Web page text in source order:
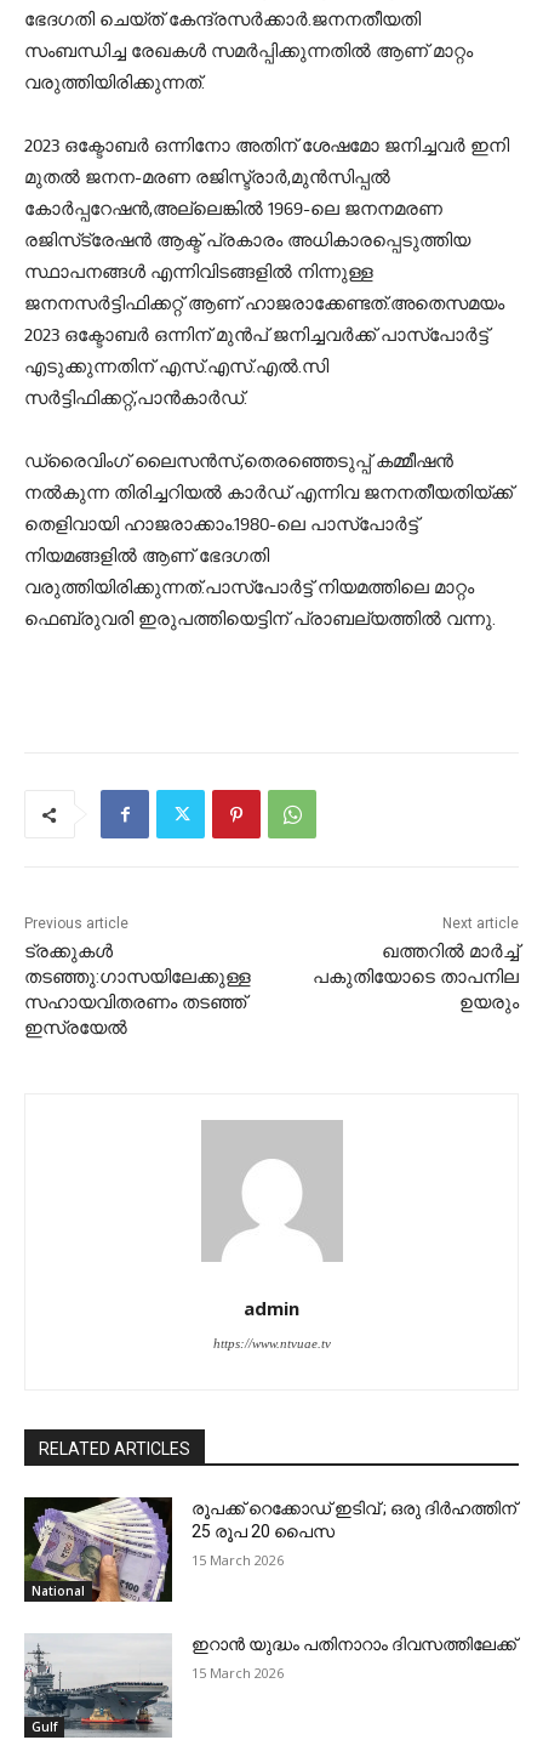
ഭേദഗതി ചെയ്ത് കേന്ദ്രസര്‍ക്കാര്‍.ജനനതീയതി
സംബന്ധിച്ച രേഖകള്‍ സമര്‍പ്പിക്കുന്നതില്‍ ആണ് മാറ്റം
വരുത്തിയിരിക്കുന്നത്.
2023 ഒക്ടോബര്‍ ഒന്നിനോ അതിന് ശേഷമോ ജനിച്ചവര്‍ ഇനി
മുതല്‍ ജനന-മരണ രജിസ്ട്രാര്‍,മുന്‍സിപ്പല്‍
കോര്‍പ്പറേഷന്‍,അല്ലെങ്കില്‍ 1969-ലെ ജനനമരണ
രജിസ്‌ട്രേഷന്‍ ആക്ട് പ്രകാരം അധികാരപ്പെടുത്തിയ
സ്ഥാപനങ്ങള്‍ എന്നിവിടങ്ങളില്‍ നിന്നുള്ള
ജനനസര്‍ട്ടിഫിക്കറ്റ് ആണ് ഹാജരാക്കേണ്ടത്.അതെസമയം
2023 ഒക്ടോബര്‍ ഒന്നിന് മുന്‍പ് ജനിച്ചവര്‍ക്ക് പാസ്‌പോര്‍ട്ട്
എടുക്കുന്നതിന് എസ്.എസ്.എല്‍.സി
സര്‍ട്ടിഫിക്കറ്റ്,പാന്‍കാര്‍ഡ്.
ഡ്രൈവിംഗ് ലൈസന്‍സ്,തെരഞ്ഞെടുപ്പ് കമ്മീഷന്‍
നല്‍കുന്ന തിരിച്ചറിയല്‍ കാര്‍ഡ് എന്നിവ ജനനതീയതിയ്ക്ക്
തെളിവായി ഹാജരാക്കാം.1980-ലെ പാസ്‌പോര്‍ട്ട്
നിയമങ്ങളില്‍ ആണ് ഭേദഗതി
വരുത്തിയിരിക്കുന്നത്.പാസ്‌പോര്‍ട്ട് നിയമത്തിലെ മാറ്റം
ഫെബ്രുവരി ഇരുപത്തിയെട്ടിന് പ്രാബല്യത്തില്‍ വന്നു.
Previous article
ട്രക്കുകള്‍
തടഞ്ഞു:ഗാസയിലേക്കുള്ള
സഹായവിതരണം തടഞ്ഞ്
ഇസ്രയേല്‍
Next article
ഖത്തറില്‍ മാര്‍ച്ച്
പകുതിയോടെ താപനില
ഉയരും
admin
https://www.ntvuae.tv
RELATED ARTICLES
National
രൂപക്ക് റെക്കോഡ് ഇടിവ് ; ഒരു ദിര്‍ഹത്തിന്
25 രൂപ 20 പൈസ
15 March 2026
Gulf
ഇറാന്‍ യുദ്ധം പതിനാറാം ദിവസത്തിലേക്ക്
15 March 2026